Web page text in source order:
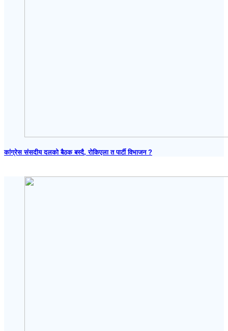
कांग्रेस संसदीय दलको बैठक बस्दै, रोकिएला त पार्टी विभाजन ?